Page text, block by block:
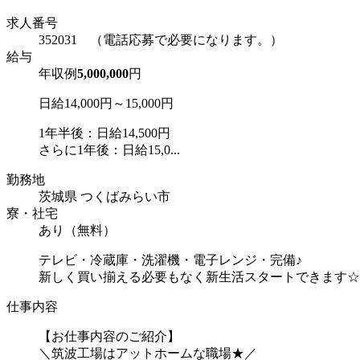
求人番号
352031 （電話応募で必要になります。）
給与
年収例5,000,000円
日給14,000円～15,000円
1年半後：日給14,500円
さらに1年後：日給15,0...
勤務地
茨城県 つくばみらい市
寮・社宅
あり（無料）
テレビ・冷蔵庫・洗濯機・電子レンジ・完備♪
新しく買い揃える必要もなく新生活スタートできます
仕事内容
【お仕事内容のご紹介】
＼筑波工場はアットホームな職場★／